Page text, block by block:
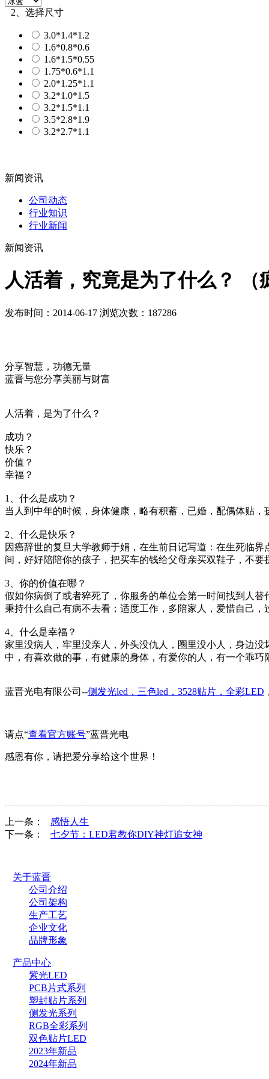
2、选择尺寸
3.0*1.4*1.2
1.6*0.8*0.6
1.6*1.5*0.55
1.75*0.6*1.1
2.0*1.25*1.1
3.2*1.0*1.5
3.2*1.5*1.1
3.5*2.8*1.9
3.2*2.7*1.1
新闻资讯
公司动态
行业知识
行业新闻
新闻资讯
人活着，究竟是为了什么？ （
发布时间：2014-06-17 浏览次数：187286
分享智慧，功德无量
蓝晋与您分享美丽与财富
人活着，是为了什么？
成功？
快乐？
价值？
幸福？
1、什么是成功？
当人到中年的时候，身体健康，略有积蓄，已婚，配偶体贴
2、什么是快乐？
因癌辞世的复旦大学教师于娟，在生前日记写道：在生死临
间，好好陪陪你的孩子，把买车的钱给父母亲买双鞋子，不
3、你的价值在哪？
假如你病倒了或者猝死了，你服务的单位会第一时间找到人
秉持什么自己有病不去看；适度工作，多陪家人，爱惜自己，
4、什么是幸福？
家里没病人，牢里没亲人，外头没仇人，圈里没小人，身边
中，有喜欢做的事，有健康的身体，有爱你的人，有一个乖
蓝晋光电有限公司--侧发光led，三色led，3528贴片，全彩LED
请点“查看官方账号”蓝晋光电
感恩有你，请把爱分享给这个世界！
上一条： 感悟人生
下一条： 七夕节：LED君教你DIY神灯追女神
关于蓝晋
公司介绍
公司架构
生产工艺
企业文化
品牌形象
产品中心
紫光LED
PCB片式系列
塑封贴片系列
侧发光系列
RGB全彩系列
双色贴片LED
2023年新品
2024年新品